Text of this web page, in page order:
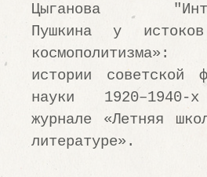
Цыганова
Пушкина у истоков
истории советской
науки
журнале «Летняя
литературе».